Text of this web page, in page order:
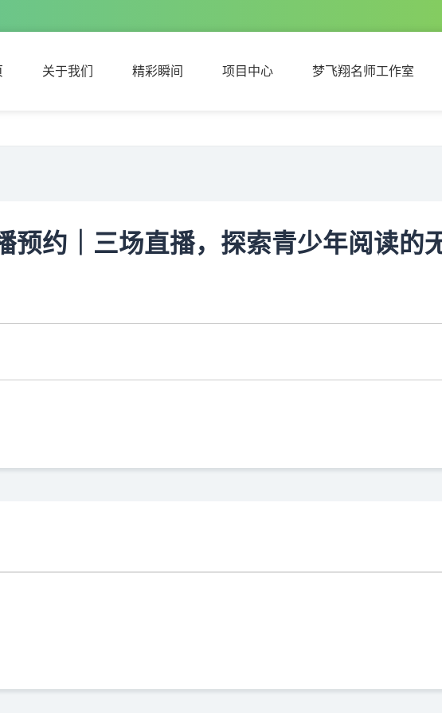
关于我们 精彩瞬间 项目中心 梦飞翔名师工作室
预约｜三场直播，探索青少年阅读的